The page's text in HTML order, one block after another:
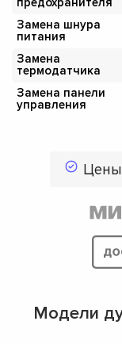
Замена шнура
питания
Замена
термодатчика
Замена панели
управления
Модели